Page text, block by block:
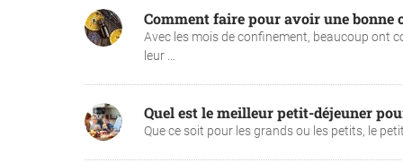
Comment faire pour avoir une bonne
Avec les mois de confinement, beaucoup ont
leur ...
Quel est le meilleur petit-déjeuner
Que ce soit pour les grands ou les petits, le